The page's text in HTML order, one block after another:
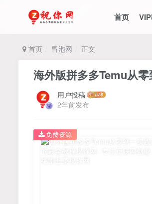
首页
首页 冒泡网 正文
海外版拼多多Temu从
用户投稿
2年前发布
免费资源